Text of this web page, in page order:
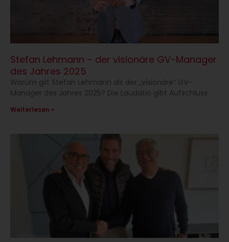
Stefan Lehmann – der visionäre GV-Manager
des Jahres 2025
Warum gilt Stefan Lehmann als der „visionäre“ GV-
Manager des Jahres 2025? Die Laudatio gibt Aufschluss.
Weiterlesen »